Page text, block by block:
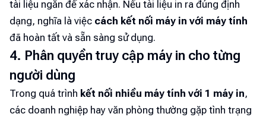
tài liệu ngắn để xác nhận. Nếu tài liệu in ra đúng định
dạng, nghĩa là việc cách kết nối máy in với máy tính
đã hoàn tất và sẵn sàng sử dụng.
4. Phân quyền truy cập máy in cho từng
người dùng
Trong quá trình kết nối nhiều máy tính với 1 máy in,
các doanh nghiệp hay văn phòng thường gặp tình trạng